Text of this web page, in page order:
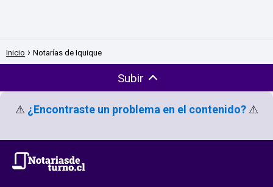
Inicio Notarías de Iquique
Subir
⚠ ¿Encontraste un problema en el contenido? ⚠